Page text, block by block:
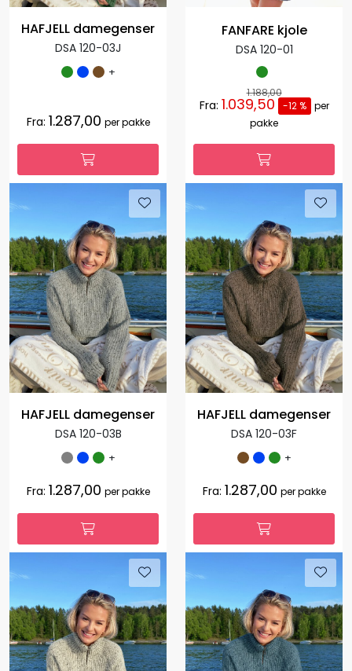
HAFJELL damegenser
DSA 120-03J
+
Fra: 1.287,00 per pakke
FANFARE kjole
DSA 120-01
1.188,00
Fra: 1.039,50 -12 %
per
pakke
HAFJELL damegenser
DSA 120-03B
+
Fra: 1.287,00 per pakke
HAFJELL damegenser
DSA 120-03F
+
Fra: 1.287,00 per pakke